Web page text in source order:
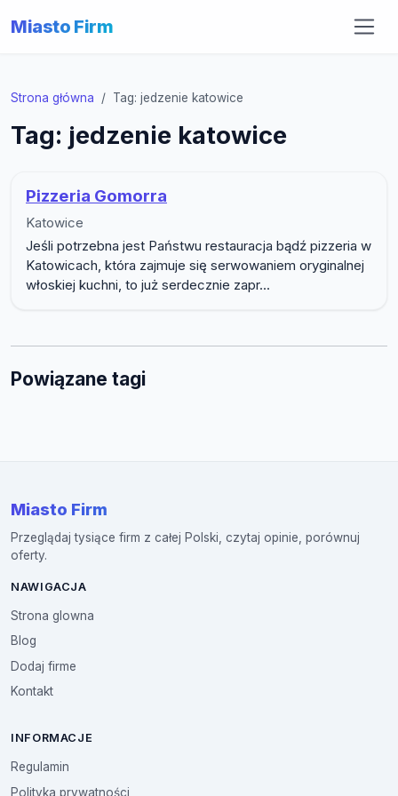
Miasto Firm
Strona główna Tag: jedzenie katowice
Tag: jedzenie katowice
Pizzeria Gomorra
Katowice
Jeśli potrzebna jest Państwu restauracja bądź pizzeria w
Katowicach, która zajmuje się serwowaniem oryginalnej
włoskiej kuchni, to już serdecznie zapr...
Powiązane tagi
Miasto Firm
Przeglądaj tysiące firm z całej Polski, czytaj opinie, porównuj
oferty.
NAWIGACJA
Strona glowna
Blog
Dodaj firme
Kontakt
INFORMACJE
Regulamin
Polityka prywatności